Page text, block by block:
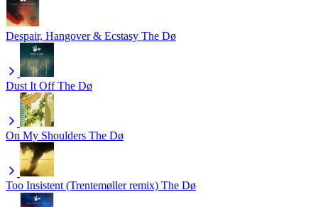
Despair, Hangover & Ecstasy The Dø
Dust It Off The Dø
On My Shoulders The Dø
Too Insistent (Trentemøller remix) The Dø